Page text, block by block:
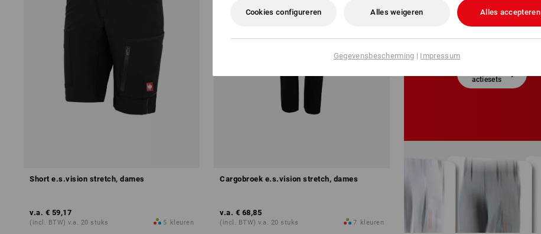
Short e.s.vision stretch, dames
v.a. € 59,17
(incl. BTW) v.a. 20 stuks 5 kleuren
Cargobroek e.s.vision stretch, dames
v.a. € 68,85
(incl. BTW) v.a. 20 stuks 7 kleuren
MET VEEL
GRATIS
ARTIKELEN!
actiesets
Cookies configureren Alles weigeren Alles accepteren
Gegevensbescherming | Impressum